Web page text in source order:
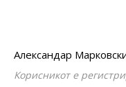
Александар
Корисникот е